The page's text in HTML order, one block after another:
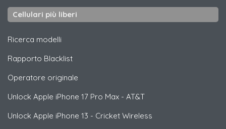
Cellulari più liberi
Ricerca modelli
Rapporto Blacklist
Operatore originale
Unlock Apple iPhone 17 Pro Max - AT&T
Unlock Apple iPhone 13 - Cricket Wireless